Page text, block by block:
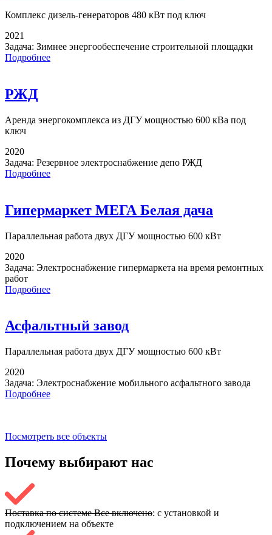
Комплекс дизель-генераторов 480 кВт под ключ
2021
Задача: Зимнее энергообеспечение строительной площадки
Подробнее
РЖД
Аренда энергокомплекса из ДГУ мощностью 600 кВа под
ключ
2020
Задача: Резервное электроснабжение депо РЖД
Подробнее
Гипермаркет МЕГА Белая дача
Параллельная работа двух ДГУ мощностью 600 кВт
2020
Задача: Электроснабжение гипермаркета на время ремонтных
работ
Подробнее
Асфальтный завод
Параллельная работа двух ДГУ мощностью 600 кВт
2020
Задача: Электроснабжение мобильного асфальтного завода
Подробнее
Посмотреть все объекты
Почему выбирают нас
Поставка по системе Все включено: с установкой и
подключением на объекте